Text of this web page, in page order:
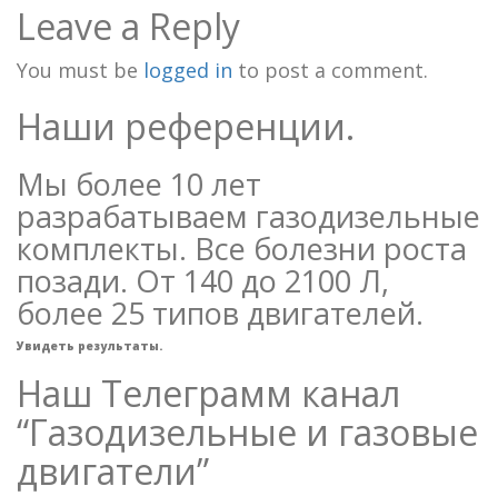
Leave a Reply
You must be logged in to post a comment.
Наши референции.
Мы более 10 лет
разрабатываем газодизельные
комплекты. Все болезни роста
позади. От 140 до 2100 Л,
более 25 типов двигателей.
Увидеть результаты.
Наш Телеграмм канал
“Газодизельные и газовые
двигатели”